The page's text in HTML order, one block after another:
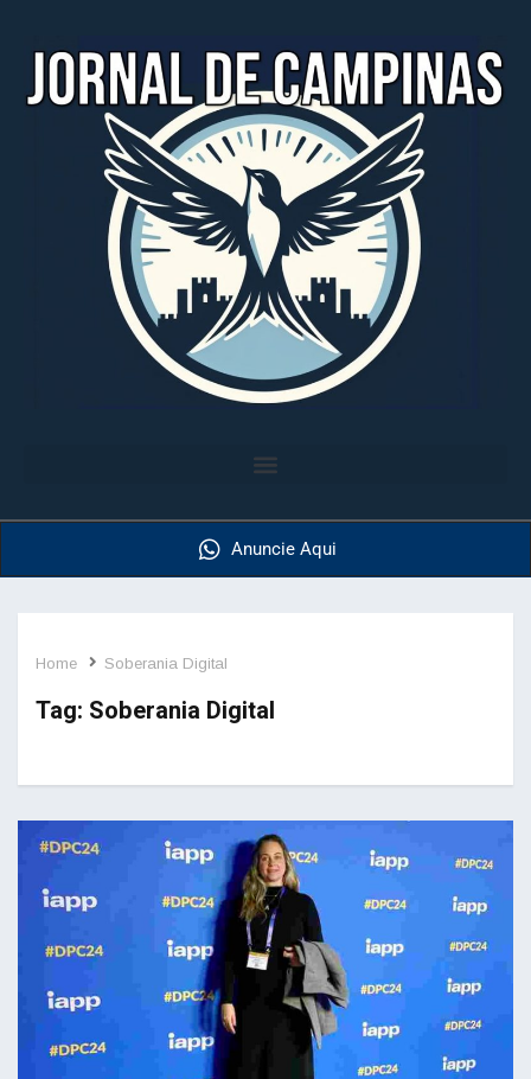
Anuncie Aqui
Home Soberania Digital
Tag: Soberania Digital